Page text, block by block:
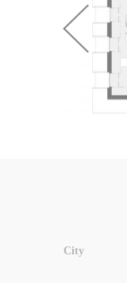
City